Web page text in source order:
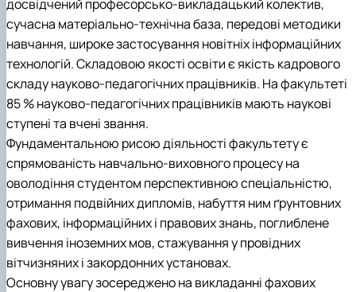
досвідчений професорсько-викладацький колектив,
сучасна матеріально-технічна база, передові методики
навчання, широке застосування новітніх інформаційних
технологій. Складовою якості освіти є якість кадрового
складу науково-педагогічних працівників. На факультеті
85 % науково-педагогічних працівників мають наукові
ступені та вчені звання.
Фундаментальною рисою діяльності факультету є
спрямованість навчально-виховного процесу на
оволодіння студентом перспективною спеціальністю,
отримання подвійних дипломів, набуття ним ґрунтовних
фахових, інформаційних і правових знань, поглиблене
вивчення іноземних мов, стажування у провідних
вітчизняних і закордонних установах.
Основну увагу зосереджено на викладанні фахових